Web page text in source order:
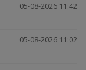
05-08-2026 11:42
05-08-2026 11:02